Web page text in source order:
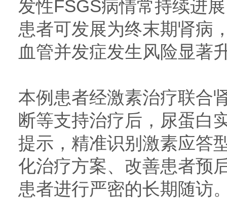
发性FSGS病情常持续进
患者可发展为终末期肾病
血管并发症发生风险显著
本例患者经激素治疗联合
断等支持治疗后，尿蛋白
提示，精准识别激素应答
化治疗方案、改善患者预
患者进行严密的长期随访